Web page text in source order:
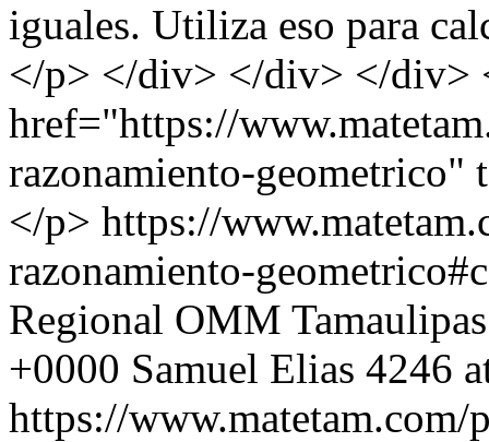
iguales. Utiliza eso para
</p> </div> </div> </div>
href="https://
razonamiento-geometrico"
</p> https://
razonamiento-
Regional OMM
+0000 Samuel Elias 4246
https://www.matetam.com/